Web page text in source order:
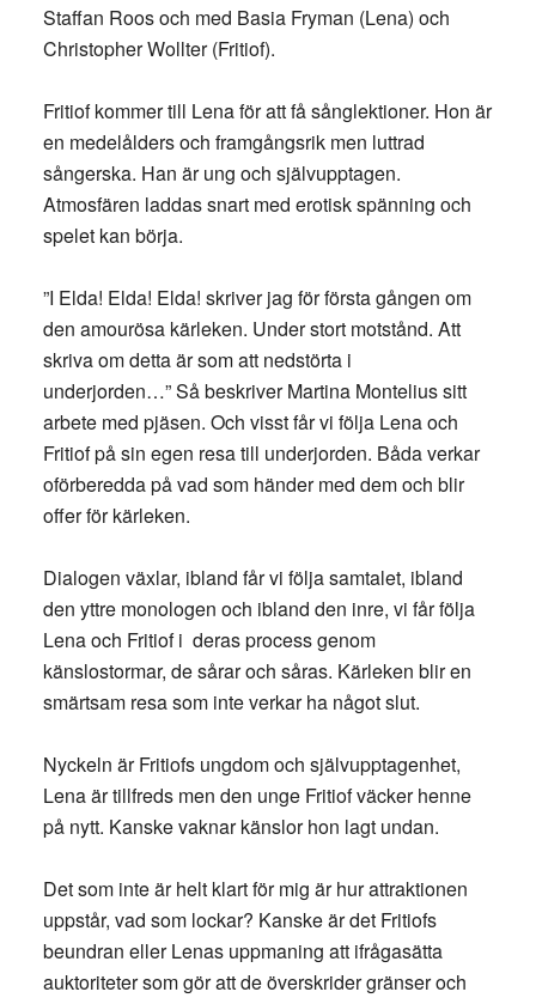
Staffan Roos och med Basia Fryman (Lena) och
Christopher Wollter (Fritiof).
Fritiof kommer till Lena för att få sånglektioner. Hon är
en medelålders och framgångsrik men luttrad
sångerska. Han är ung och självupptagen.
Atmosfären laddas snart med erotisk spänning och
spelet kan börja.
”I Elda! Elda! Elda! skriver jag för första gången om
den amourösa kärleken. Under stort motstånd. Att
skriva om detta är som att nedstörta i
underjorden…” Så beskriver Martina Montelius sitt
arbete med pjäsen. Och visst får vi följa Lena och
Fritiof på sin egen resa till underjorden. Båda verkar
oförberedda på vad som händer med dem och blir
offer för kärleken.
Dialogen växlar, ibland får vi följa samtalet, ibland
den yttre monologen och ibland den inre, vi får följa
Lena och Fritiof i deras process genom
känslostormar, de sårar och såras. Kärleken blir en
smärtsam resa som inte verkar ha något slut.
Nyckeln är Fritiofs ungdom och självupptagenhet,
Lena är tillfreds men den unge Fritiof väcker henne
på nytt. Kanske vaknar känslor hon lagt undan.
Det som inte är helt klart för mig är hur attraktionen
uppstår, vad som lockar? Kanske är det Fritiofs
beundran eller Lenas uppmaning att ifrågasätta
auktoriteter som gör att de överskrider gränser och